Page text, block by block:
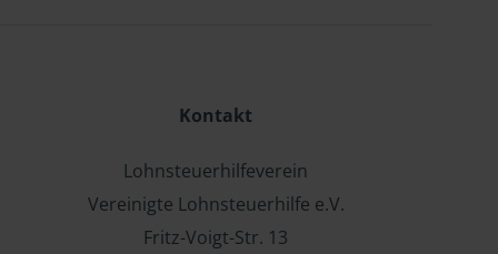
Kontakt
Lohnsteuerhilfeverein
Vereinigte Lohnsteuerhilfe e.V.
Fritz-Voigt-Str. 13